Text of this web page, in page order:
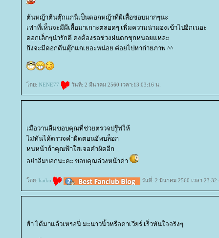
ต้นหญ้าตีนตุ๊กแกนี่เป็นดอกหญ้าที่ผีเสื้อชอบมากๆนะ
เท่าที่เห็นจะมีผีเสื้อมาเกาะตลอดๆ เพิ่มความน่ามองเข้าไปอีกเนอะ
ดอกเล็กๆน่ารักดี คงต้องรอช่วงฝนตกชุกหน่อยแหละ
ถึงจะมีดอกตีนตุ๊กแกเยอะหน่อย ค่อยไปหาถ่ายภาพ ^^
ดย: NENE77 วันที่: 2 มีนาคม 2560 เวลา:13:03:16 น.
เมื่อวานลืมขอบคุณที่ช่วยตรวจปรู๊ฟให้
ไม่ทันได้ตรวจคำผิดตอนอัพบล็อก
หนหน้าถ้าคุณฟ้าใสเจอคำผิดอีก
อย่าลืมบอกนะคะ ขอบคุณล่วงหน้าค่า
ดย: haiku วันที่: 2 มีนาคม 2560 เวลา
ฮ้า ได้มาแล้วเหรอนี่ มะนาวนิ้วหรือคาเวียร์ เร็วทันใจจริงๆ